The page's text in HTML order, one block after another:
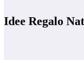
Idee Regalo